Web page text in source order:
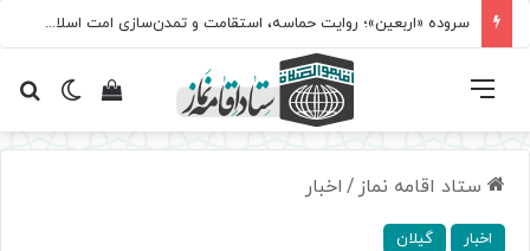
سروده‌ «اربعین»؛ روایت حماسه، استقامت و تمدن‌سازی امت اسلامی
تغییرمشاهده فهرست
ستاد اقامه نماز / اخبار
اخبار گیلان